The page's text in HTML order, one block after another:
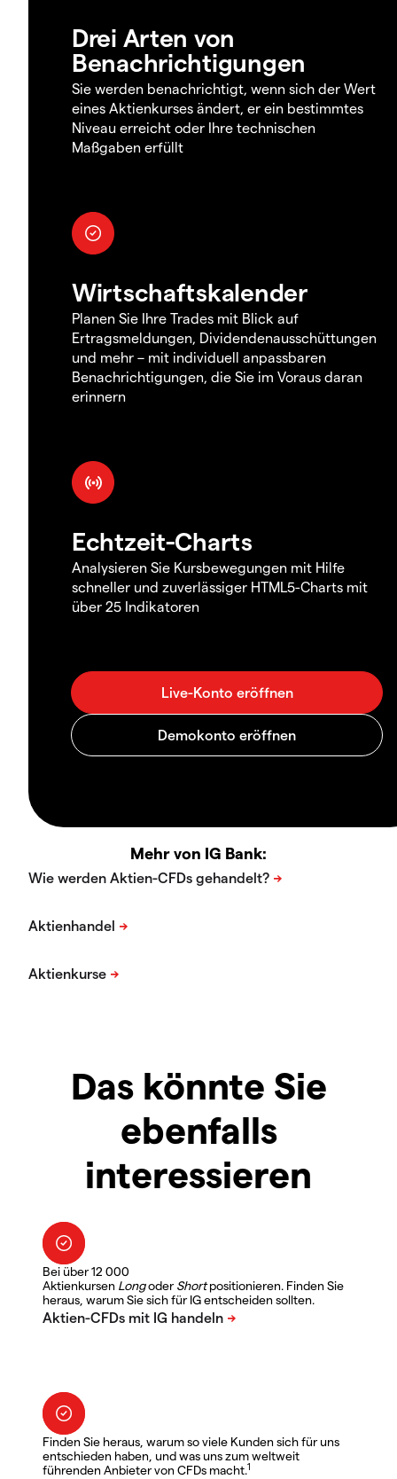
Drei Arten von
Benachrichtigungen
Sie werden benachrichtigt, wenn sich der Wert
eines Aktienkurses ändert, er ein bestimmtes
Niveau erreicht oder Ihre technischen
Maßgaben erfüllt
Wirtschaftskalender
Planen Sie Ihre Trades mit Blick auf
Ertragsmeldungen, Dividendenausschüttungen
und mehr – mit individuell anpassbaren
Benachrichtigungen, die Sie im Voraus daran
erinnern
Echtzeit-Charts
Analysieren Sie Kursbewegungen mit Hilfe
schneller und zuverlässiger HTML5-Charts mit
über 25 Indikatoren
Mehr von IG Bank:
Das könnte Sie
ebenfalls
interessieren
Bei über 12 000
Aktienkursen LongoderShortpositionieren. Finden Sie
heraus, warum Sie sich für IG entscheiden sollten.
Finden Sie heraus, warum so viele Kunden sich für uns
entschieden haben, und was uns zum weltweit
führenden Anbieter von CFDs macht.1